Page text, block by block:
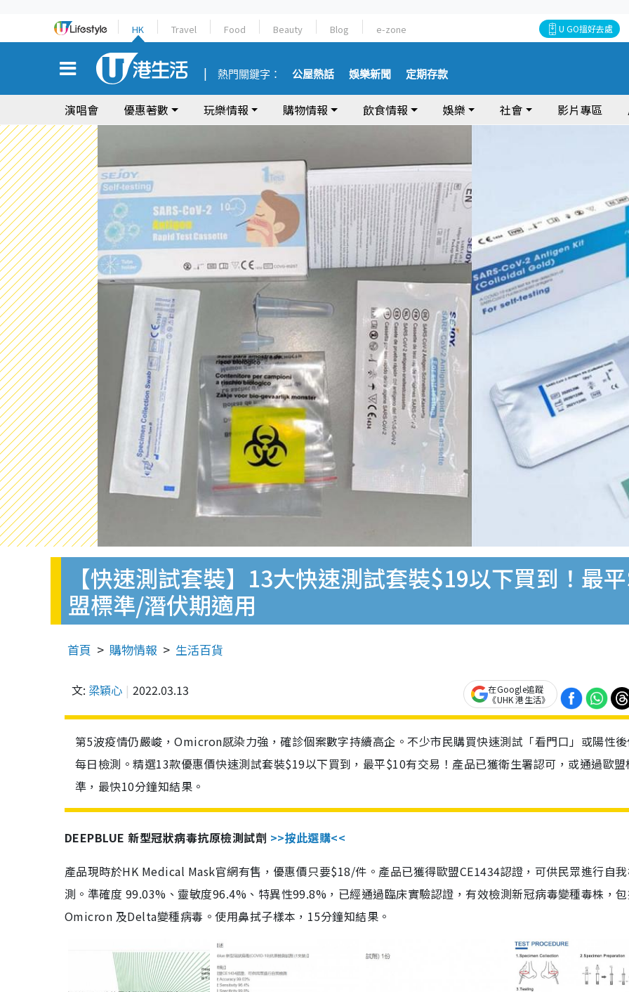
HK Travel Food Beauty Blog e-zone U GO搵好去處
熱門關鍵字： 公屋熱話 娛樂新聞 定期存款
演唱會 優惠著數 玩樂情報 購物情報 飲食情報 娛樂 社會 影片專區
【快速測試套裝】13大快速測試套裝$19以下買到！最
盟標準/潛伏期適用
首頁 購物情報 生活百貨
文: 梁穎心 2022.03.13
在Google追蹤
《UHK 港生活》
第5波疫情仍嚴峻，Omicron感染力強，確診個案數字持續高企。不少市民購買快速測試「看門口」或陽性
每日檢測。精選13款優惠價快速測試套裝$19以下買到，最平$10有交易！產品已獲衛生署認可，或通過歐盟
準，最快10分鐘知結果。
DEEPBLUE 新型冠狀病毒抗原檢測試劑 >>按此選購<<
產品現時於HK Medical Mask官網有售，優惠價只要$18/件。產品已獲得歐盟CE1434認證，可供民眾進行自
測。準確度 99.03%、靈敏度96.4%、特異性99.8%，已經通過臨床實驗認證，有效檢測新冠病毒變種毒株，
Omicron 及Delta變種病毒。使用鼻拭子樣本，15分鐘知結果。